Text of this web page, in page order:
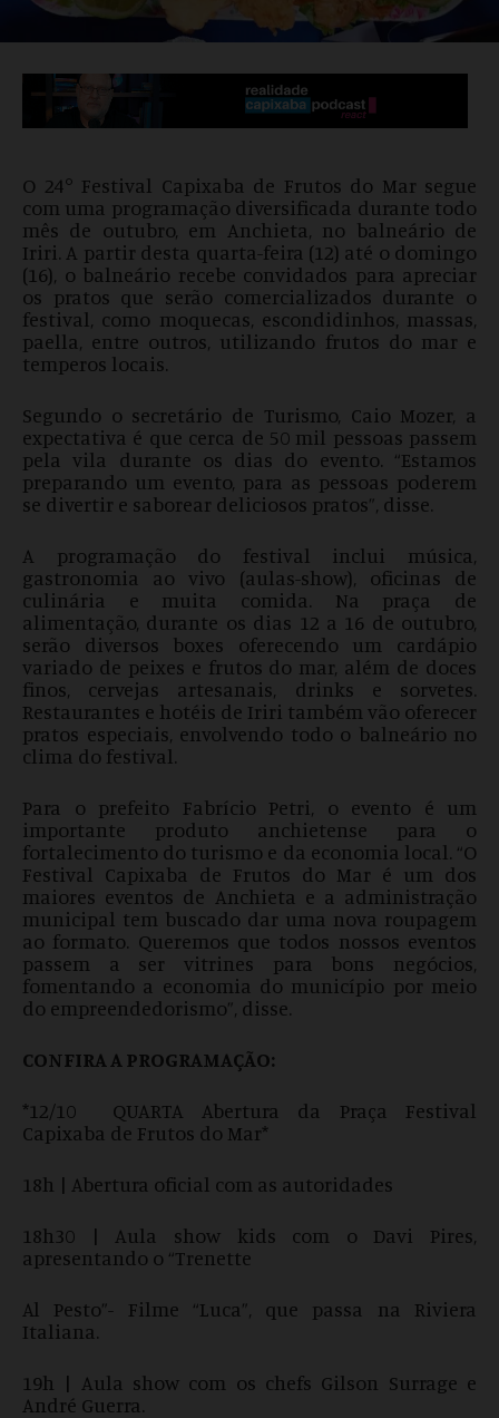
O 24° Festival Capixaba de Frutos do Mar segue
com uma programação diversificada durante todo
mês de outubro, em Anchieta, no balneário de
Iriri. A partir desta quarta-feira (12) até o domingo
(16), o balneário recebe convidados para apreciar
os pratos que serão comercializados durante o
festival, como moquecas, escondidinhos, massas,
paella, entre outros, utilizando frutos do mar e
temperos locais.
Segundo o secretário de Turismo, Caio Mozer, a
expectativa é que cerca de 50 mil pessoas passem
pela vila durante os dias do evento. “Estamos
preparando um evento, para as pessoas poderem
se divertir e saborear deliciosos pratos”, disse.
A programação do festival inclui música,
gastronomia ao vivo (aulas-show), oficinas de
culinária e muita comida. Na praça de
alimentação, durante os dias 12 a 16 de outubro,
serão diversos boxes oferecendo um cardápio
variado de peixes e frutos do mar, além de doces
finos, cervejas artesanais, drinks e sorvetes.
Restaurantes e hotéis de Iriri também vão oferecer
pratos especiais, envolvendo todo o balneário no
clima do festival.
Para o prefeito Fabrício Petri, o evento é um
importante produto anchietense para o
fortalecimento do turismo e da economia local. “O
Festival Capixaba de Frutos do Mar é um dos
maiores eventos de Anchieta e a administração
municipal tem buscado dar uma nova roupagem
ao formato. Queremos que todos nossos eventos
passem a ser vitrines para bons negócios,
fomentando a economia do município por meio
do empreendedorismo”, disse.
CONFIRA A PROGRAMAÇÃO:
*12/10 QUARTA Abertura da Praça Festival
Capixaba de Frutos do Mar*
18h | Abertura oficial com as autoridades
18h30 | Aula show kids com o Davi Pires,
apresentando o “Trenette
Al Pesto”- Filme “Luca”, que passa na Riviera
Italiana.
19h | Aula show com os chefs Gilson Surrage e
André Guerra.